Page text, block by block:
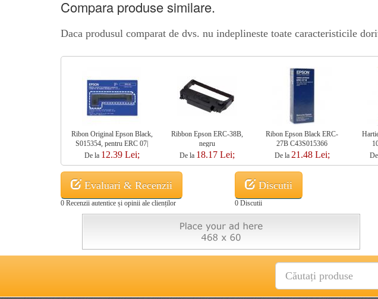
Compara produse similare.
Daca produsul comparat de dvs. nu indeplineste toate caracteristicile
Ribon Original Epson Black,
S015354, pentru ERC 07|
ERC 09| ERC 80| M160|
M185| M190| M191| M192|
M193| M195, C43S015354
De la 12.39 Lei;
Ribbon Epson ERC-38B,
negru
De la 18.17 Lei;
Ribon Epson Black ERC-
27B C43S015366
De la 21.48 Lei;
Evaluari & Recenzii
0 Recenzii autentice și opinii ale clienților
Discutii
0 Discutii